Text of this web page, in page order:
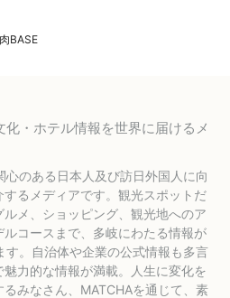
BASE
・ホテル情報を世界に届けるメ
心のある日本人及び訪日外国人に向
るメディアです。観光スポットだ
メ、ショッピング、観光地へのア
コースまで、多岐にわたる情報が
。自治体や企業の公式情報も多言
力的な情報が満載。人生に変化を
みなさん、MATCHAを通じて、素